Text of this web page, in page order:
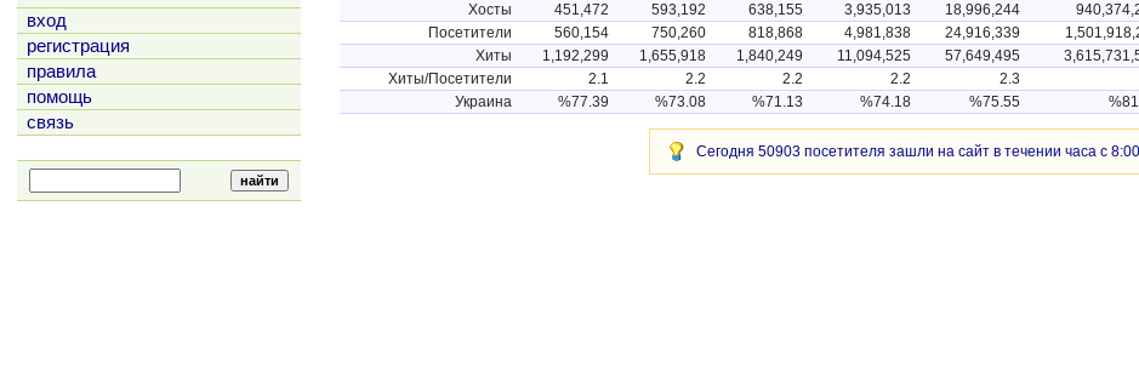
вход
регистрация
правила
помощь
связь
Хосты
451,472 593,192 638,155 3,935,013 18,996,244
Посетители
560,154 750,260 818,868 4,981,838 24,916,339
Хиты
1,192,299 1,655,918 1,840,249 11,094,525 57,649,495
Хиты/Посетители
2.1 2.2 2.2 2.2 2.3
Украина
%77.39 %73.08 %71.13 %74.18 %75.55
Сегодня 50903 посетителя зашли на сайт в течении часа с